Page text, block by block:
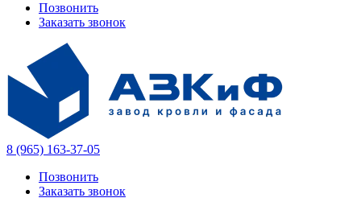
Позвонить
Заказать звонок
8 (965) 163-37-05
Позвонить
Заказать звонок